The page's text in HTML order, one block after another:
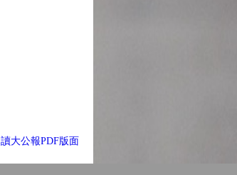
讀大公報PDF版面